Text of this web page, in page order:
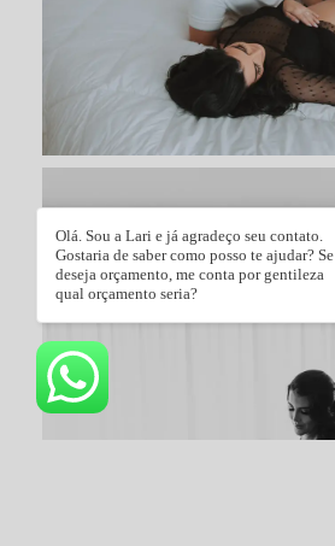
Olá. Sou a Lari e já agradeço seu contato.
Gostaria de saber como posso te ajudar? Se
deseja orçamento, me conta por gentileza
qual orçamento seria?